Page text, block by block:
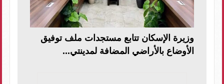
وزيرة الإسكان تتابع مستجدات ملف توفيق
الأوضاع بالأراضي المضافة لمدينتي...